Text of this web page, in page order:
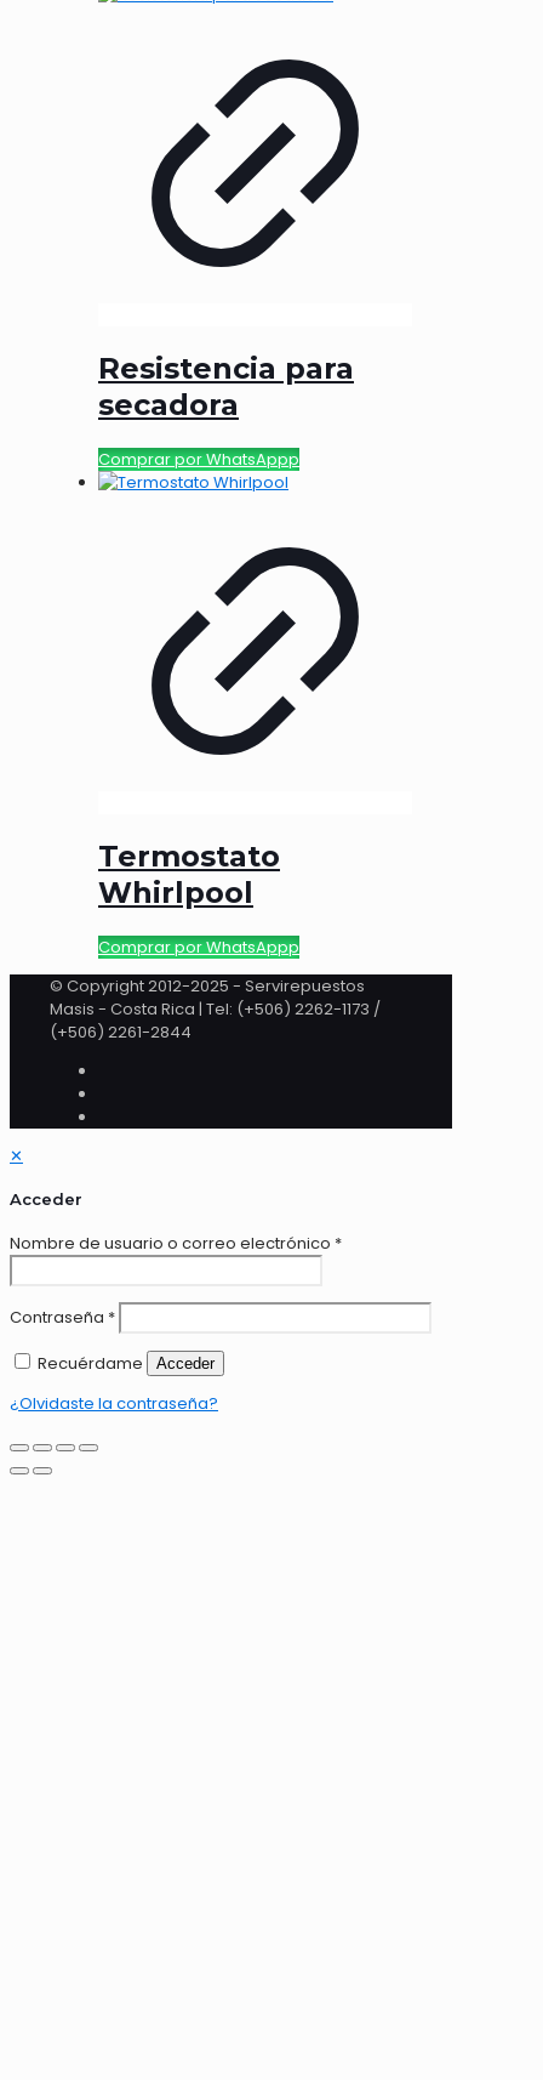
Resistencia para
secadora
Comprar por WhatsAppp
Termostato
Whirlpool
Comprar por WhatsAppp
© Copyright 2012-2025 - Servirepuestos
Masis - Costa Rica | Tel: (+506) 2262-1173 /
(+506) 2261-2844
✕
Acceder
Nombre de usuario o correo electrónico *
Contraseña *
Recuérdame
Acceder
¿Olvidaste la contraseña?